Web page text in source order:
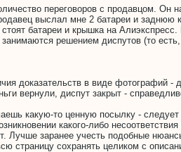
переговоров с продавцом. Он
выслал мне 2 батареи и
батареи и крышка на
решением диспутов (то есть,
доказательств в виде фотографий
вернули, диспут закрыт -
какую-то ценную посылку -
какого-либо
Лучше заранее учесть подобные
страницу сохранять целиком с